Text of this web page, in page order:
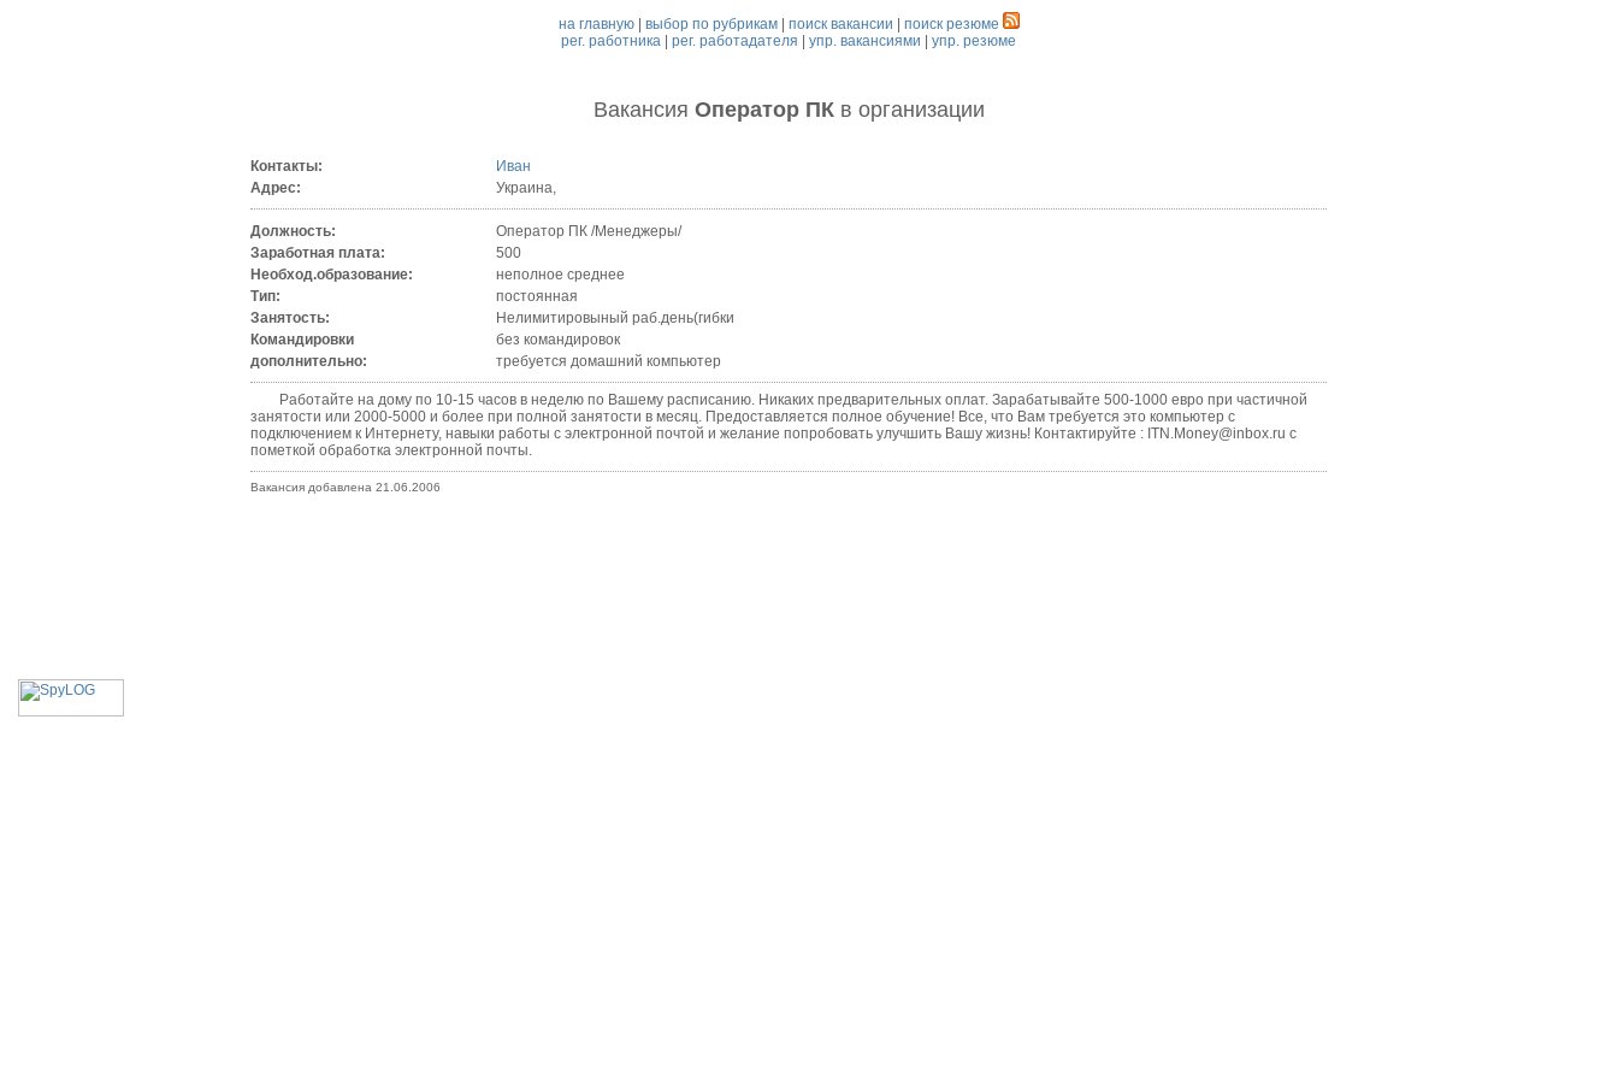
на главную| выбор по рубрикам| поиск вакансии
поиск резюме
рег. работника |рег. работадателя |упр. вакансиями |упр. резюме
Вакансия Оператор ПКв организации
Контакты:
Иван
Адрес:
Украина,
Должность:
Оператор ПК /Менеджеры/
Заработная плата:
500
Необход.образование:
неполное среднее
Тип:
постоянная
Занятость:
Нелимитировыный раб.день(гибки
Командировки
без командировок
дополнительно:
требуется домашний компьютер
Работайте на дому по 10-15 часов в неделю по Вашему расписанию. Никаких предварительных оплат. Зарабатывайте 500-1000 евро при частичной
занятости или 2000-5000 и более при полной занятости в месяц. Предоставляется полное обучение! Все, что Вам требуется это компьютер с
подключением к Интернету, навыки работы с электронной почтой и желание попробовать улучшить Вашу жизнь! Контактируйте : ITN.Money@inbox.ru с
пометкой обработка электронной почты.
Вакансия добавлена 21.06.2006